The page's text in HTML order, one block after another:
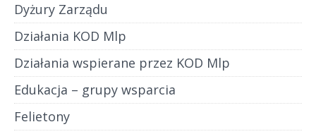
Dyżury Zarządu
Działania KOD Mlp
Działania wspierane przez KOD Mlp
Edukacja – grupy wsparcia
Felietony